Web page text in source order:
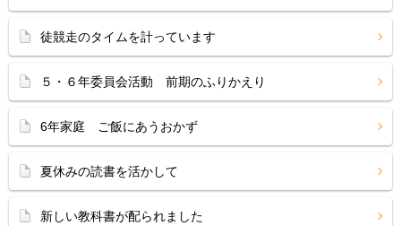
徒競走のタイムを計っています
５・６年委員会活動 前期のふりかえり
6年家庭 ご飯にあうおかず
夏休みの読書を活かして
新しい教科書が配られました